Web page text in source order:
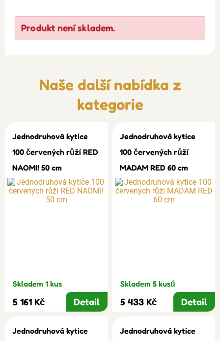
Produkt není skladem.
Naše další nabídka z
kategorie
Jednodruhová kytice
100 červených růží RED
NAOMI! 50 cm
Skladem 1 kus
5 161 Kč Detail
Jednodruhová kytice
100 červených růží
MADAM RED 60 cm
Skladem 5 kusů
5 433 Kč Detail
Jednodruhová kytice
Jednodruhová kytice